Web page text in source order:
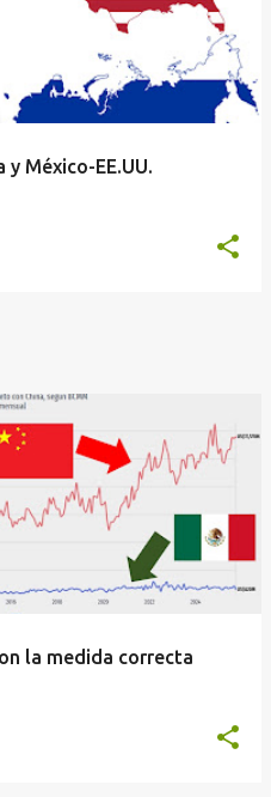
México-EE.UU.
la medida correcta